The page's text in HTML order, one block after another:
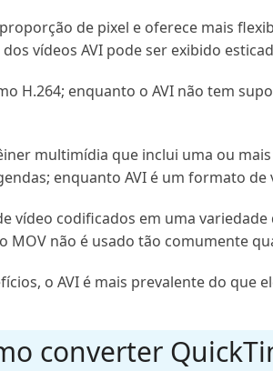
de pixel e oferece mais
vídeos AVI pode ser exibido
H.264; enquanto o AVI não tem
multimídia que inclui uma ou
enquanto AVI é um formato
vídeo codificados em uma
não é usado tão comumente
o AVI é mais prevalente do que
converter